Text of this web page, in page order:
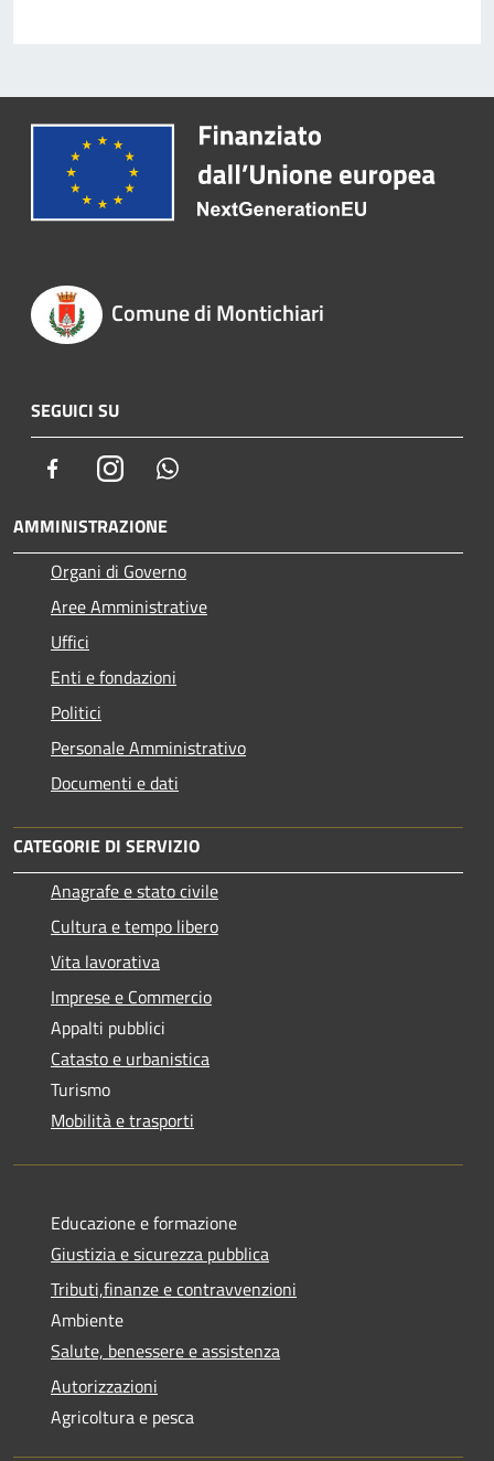
Comune di Montichiari
SEGUICI SU
FacebookInstagram
AMMINISTRAZIONE
Organi di Governo
Aree Amministrative
Uffici
Enti e fondazioni
Politici
Personale Amministrativo
Documenti e dati
CATEGORIE DI SERVIZIO
Anagrafe e stato civile
Cultura e tempo libero
Vita lavorativa
Imprese e Commercio
Appalti pubblici
Catasto e urbanistica
Turismo
Mobilità e trasporti
Educazione e formazione
Giustizia e sicurezza pubblica
Tributi,finanze e contravvenzioni
Ambiente
Salute, benessere e assistenza
Autorizzazioni
Agricoltura e pesca